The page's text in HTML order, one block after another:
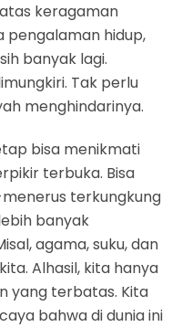
keragaman
pengalaman hidup,
banyak lagi.
Tak perlu
menghindarinya.
bisa menikmati
terbuka. Bisa
terkungkung
banyak
agama, suku, dan
Alhasil, kita hanya
yang terbatas. Kita
bahwa di dunia ini